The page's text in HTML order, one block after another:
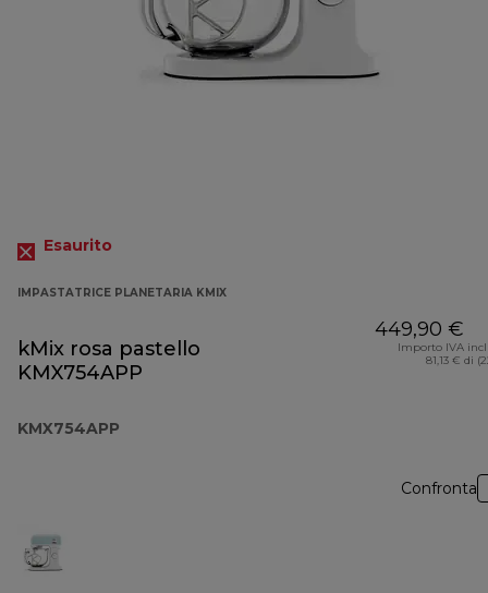
Esaurito
IMPASTATRICE PLANETARIA KMIX
kMix rosa pastello
KMX754APP
KMX754APP
449,90 €
Importo IVA
81,13 € di
Confronta